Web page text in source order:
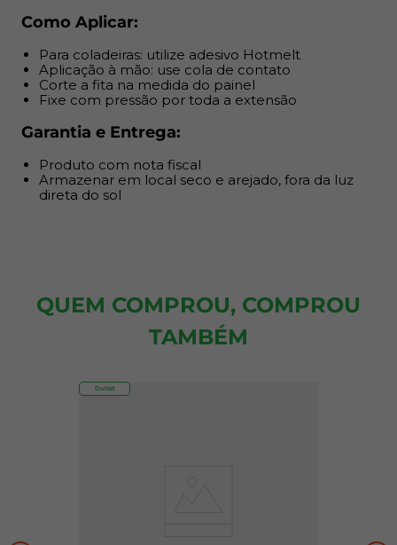
Como Aplicar:
Para coladeiras: utilize adesivo Hotmelt
Aplicação à mão: use cola de contato
Corte a fita na medida do painel
Fixe com pressão por toda a extensão
Garantia e Entrega:
Produto com nota fiscal
Armazenar em local seco e arejado, fora da luz
direta do sol
QUEM COMPROU, COMPROU
TAMBÉM
Outlet